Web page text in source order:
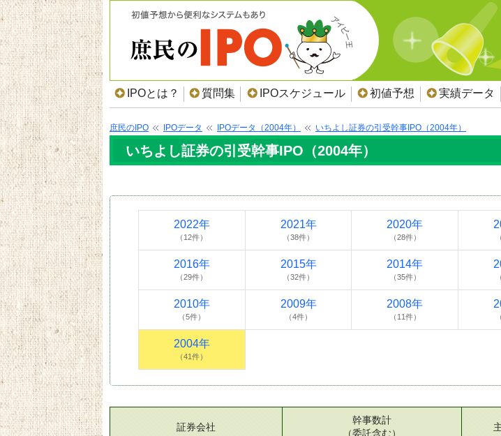
IPOとは？ 質問集 IPOスケジュール 初値予想 実績データ
庶民のIPO IPOデータ IPOデータ（2004年） いちよし証券の引受幹事IPO（2004年）
いちよし証券の引受幹事IPO（2004年）
2022年
（12件）
2021年
（38件）
2020年
（28件）
2016年
（29件）
2015年
（32件）
2014年
（35件）
2010年
（5件）
2009年
（4件）
2008年
（11件）
2004年
（41件）
証券会社
幹事数計
（委託含む）